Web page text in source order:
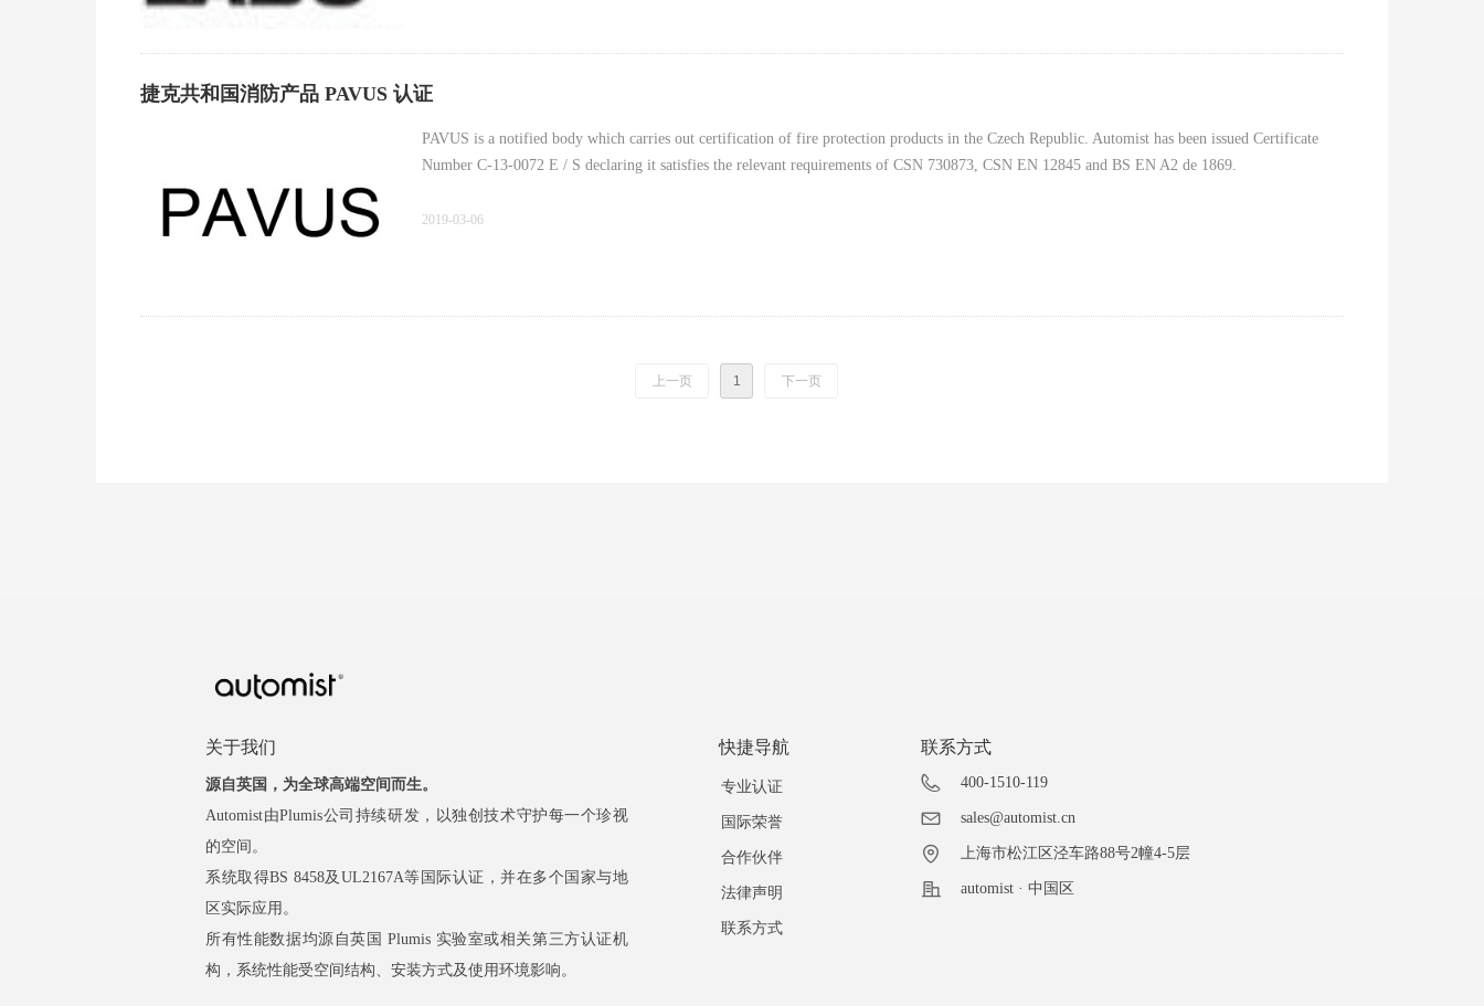
捷克共和国消防产品 PAVUS 认证
PAVUS is a notified body which carries out certification of fire protection products in the Czech Republic. Automist has been issued Certificate
Number C-13-0072 E / S declaring it satisfies the relevant requirements of CSN 730873, CSN EN 12845 and BS EN A2 de 1869.
2019-03-06
上一页 1 下一页
关于我们
源自英国，为全球高端空间而生。
Automist由Plumis公司持续研发，以独创技术守护每一个珍视
的空间。
系统取得BS 8458及UL2167A等国际认证，并在多个国家与地
区实际应用。
所有性能数据均源自英国 Plumis 实验室或相关第三方认证机
构，系统性能受空间结构、安装方式及使用环境影响。
专业认证
国际荣誉
合作伙伴
法律声明
联系方式
快捷导航
400-1510-119
sales@automist.cn
上海市松江区泾车路88号2幢4-5层
automist · 中国区
联系方式